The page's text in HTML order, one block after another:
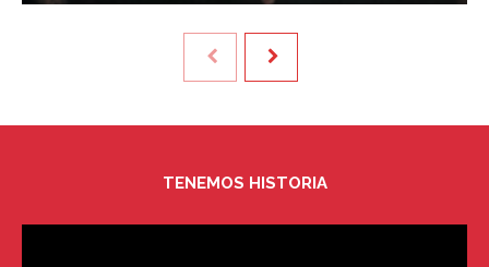
TENEMOS HISTORIA